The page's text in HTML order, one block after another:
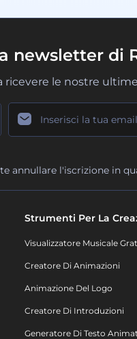
newsletter di
ricevere le nostre
annullare l'iscrizione in
Strumenti Per La
Visualizzatore Musicale
Creatore Di Animazioni
Animazione Del Logo
Creatore Di Introduzioni
Generatore Di Testo